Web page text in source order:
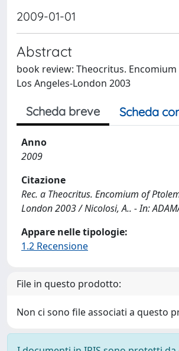
2009-01-01
Abstract
book review: Theocritus.
Los Angeles-London 2003
Scheda breve Scheda
Anno
2009
Citazione
Rec. a Theocritus. Encomium of
London 2003 / Nicolosi, A.. - In:
Appare nelle tipologie:
1.2 Recensione
File in questo prodotto:
Non ci sono file associati a questo